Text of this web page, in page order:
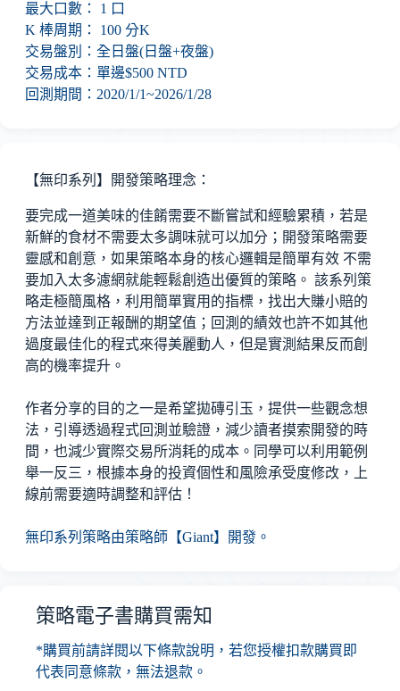
最大口數： 1 口
K 棒周期： 100 分K
交易盤別：全日盤(日盤+夜盤)
交易成本：單邊$500 NTD
回測期間：2020/1/1~2026/1/28
【無印系列】開發策略理念：
要完成一道美味的佳餚需要不斷嘗試和經驗累積，若是
新鮮的食材不需要太多調味就可以加分；開發策略需要
靈感和創意，如果策略本身的核心邏輯是簡單有效 不需
要加入太多濾網就能輕鬆創造出優質的策略。 該系列策
略走極簡風格，利用簡單實用的指標，找出大賺小賠的
方法並達到正報酬的期望值；回測的績效也許不如其他
過度最佳化的程式來得美麗動人，但是實測結果反而創
高的機率提升。
作者分享的目的之一是希望拋磚引玉，提供一些觀念想
法，引導透過程式回測並驗證，減少讀者摸索開發的時
間，也減少實際交易所消耗的成本。同學可以利用範例
舉一反三，根據本身的投資個性和風險承受度修改，上
線前需要適時調整和評估！
無印系列策略由策略師【Giant】開發。
策略電子書購買需知
*購買前請詳閱以下條款說明，若您授權扣款購買即
代表同意條款，無法退款。